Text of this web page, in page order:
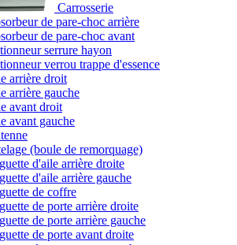
Carrosserie
de pare-choc arrière
de pare-choc avant
serrure hayon
verrou trappe d'essence
arrière droit
arrière gauche
avant droit
avant gauche
(boule de remorquage)
d'aile arrière droite
d'aile arrière gauche
de coffre
de porte arrière droite
de porte arrière gauche
de porte avant droite